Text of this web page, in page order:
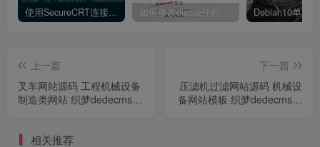
使用SecureCRT连接Ubuntu20.04报错：Key exchange failed. No compatible key exchange method. 如何修改discuz任何模板的编辑器默认字体类型和默认字体大小
上一篇
叉车网站源码 工程机械设备
制造类网站 织梦dedecms模
下一篇
压滤机过滤网站源码 机械设
备网站模板 织梦dedecms模
相关推荐